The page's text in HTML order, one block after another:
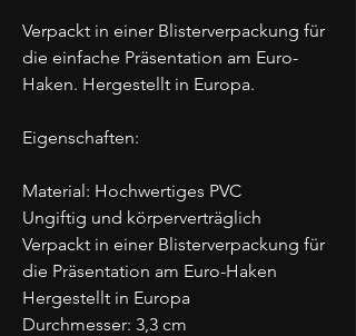
Verpackt in einer Blisterverpackung für
die einfache Präsentation am Euro-
Haken. Hergestellt in Europa.
Eigenschaften:
Material: Hochwertiges PVC
Ungiftig und körperverträglich
Verpackt in einer Blisterverpackung für
die Präsentation am Euro-Haken
Hergestellt in Europa
Durchmesser: 3,3 cm